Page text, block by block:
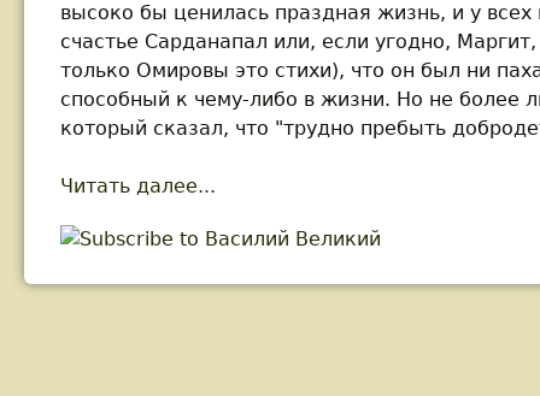
высоко бы ценилась праздная жизнь, и у всех
счастье Сарданапал или, если угодно,
только Омировы это стихи), что он был ни
способный к чему-либо в жизни. Но не более
который сказал, что "трудно пребыть
Читать далее...